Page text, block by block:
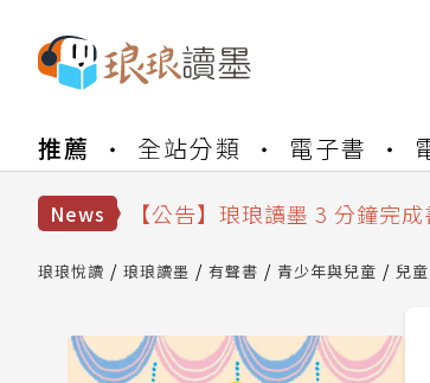
推薦 全站分類 電子書
News
【公告】琅琅讀墨數位閱讀
【公告】琅琅讀墨 3 分鐘完
【公告】琅琅讀墨數位閱讀
琅琅悅讀 琅琅讀墨 有聲書 青少年與兒童 兒